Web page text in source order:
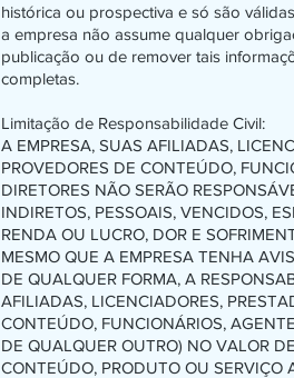
histórica ou prospectiva e só são
a empresa não assume qualquer
publicação ou de remover tais
completas.
Limitação de Responsabilidade Civil:
A EMPRESA, SUAS AFILIADAS,
PROVEDORES DE CONTEÚDO,
DIRETORES NÃO SERÃO
INDIRETOS, PESSOAIS, VENCIDOS,
RENDA OU LUCRO, DOR E
MESMO QUE A EMPRESA TENHA
DE QUALQUER FORMA, A
AFILIADAS, LICENCIADORES,
CONTEÚDO, FUNCIONÁRIOS,
DE QUALQUER OUTRO) NO VALOR
CONTEÚDO, PRODUTO OU